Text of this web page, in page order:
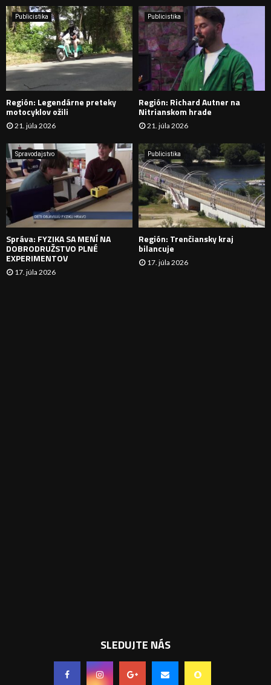
i
e
:
H
D
A
N
I
E
Publicistika
Región: Legendárne preteky
motocyklov ožili
21. júla 2026
Publicistika
Región: Richard Autner na
Nitrianskom hrade
21. júla 2026
Spravodajstvo
Správa: FYZIKA SA MENÍ NA
DOBRODRUŽSTVO PLNÉ
EXPERIMENTOV
17. júla 2026
Publicistika
Región: Trenčiansky kraj
bilancuje
17. júla 2026
SLEDUJTE NÁS